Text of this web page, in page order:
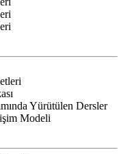
Yürütülen Dersler
Modeli